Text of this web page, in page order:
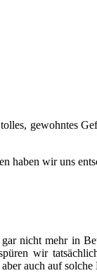
gewohntes
wir uns
nicht mehr in
wir
auch auf